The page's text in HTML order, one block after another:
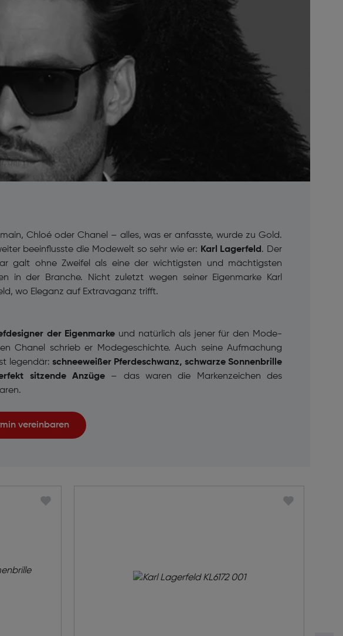
Chloé oder Chanel – alles, was er anfasste, wurde zu Gold.
beeinflusste die Modewelt so sehr wie er: Karl Lagerfeld. Der
galt ohne Zweifel als eine der wichtigsten und mächtigsten
in der Branche. Nicht zuletzt wegen seiner Eigenmarke Karl
wo Eleganz auf Extravaganz trifft.
der Eigenmarke und natürlich als jener für den Mode-
Chanel schrieb er Modegeschichte. Auch seine Aufmachung
legendär: schneeweißer Pferdeschwanz, schwarze Sonnenbrille
sitzende Anzüge – das waren die Markenzeichen des
vereinbaren